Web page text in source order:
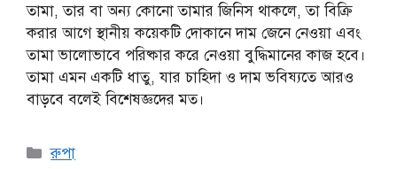
তামা, তার বা অন্য কোনো তামার জিনিস থাকলে, তা বিক্রি
করার আগে স্থানীয় কয়েকটি দোকানে দাম জেনে নেওয়া এবং
তামা ভালোভাবে পরিষ্কার করে নেওয়া বুদ্ধিমানের কাজ হবে।
তামা এমন একটি ধাতু, যার চাহিদা ও দাম ভবিষ্যতে আরও
বাড়বে বলেই বিশেষজ্ঞদের মত।
Categories
রুপা